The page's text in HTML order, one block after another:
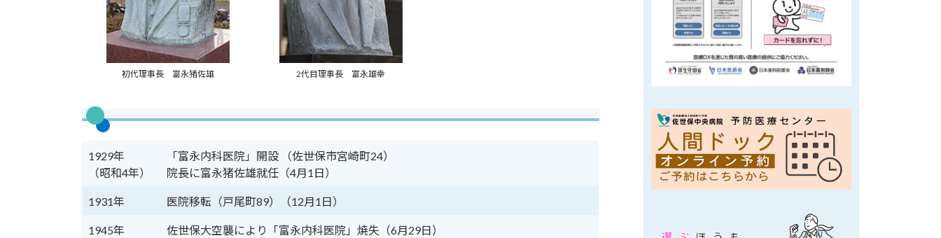
初代理事長 富永猪佐雄 2代目理事長 富永雄幸
1929年
（昭和4年）
「富永内科医院」開設 （佐世保市宮崎町24）
院長に富永猪佐雄就任（4月1日）
1931年 医院移転（戸尾町89）（12月1日）
1945年 佐世保大空襲により「富永内科医院」焼失（6月29日）